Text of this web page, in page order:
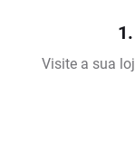
Visite a sua